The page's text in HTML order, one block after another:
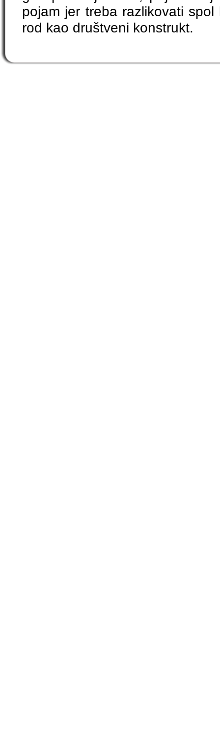
pojam jer treba razlikovati
rod kao društveni konstrukt.